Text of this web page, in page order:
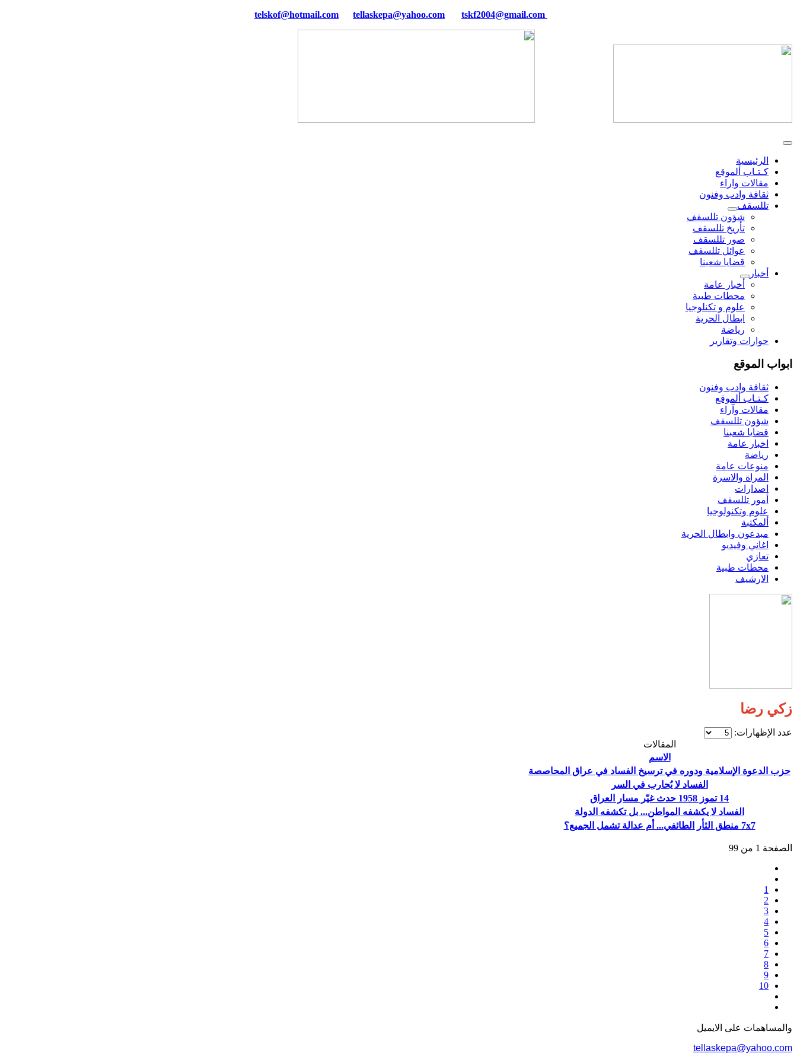
tellaskepa@yahoo.com tskf2004@gmail.com
الرئيسية
كـتـاب ألموقع
مقالات واراء
ثقافة وادب وفنون
تللسقف
شؤون تللسقف
تأريخ تللسقف
صور تللسقف
عوائل تللسقف
قضايا شعبنا
أخبار
أخبار عامة
محطات طبية
علوم و تکنلوجیا
ابطال الحرية
رياضة
حوارات وتقارير
ابواب الموقع
ثقافة وادب وفنون
كـتـاب ألموقع
مقالات وآراء
شؤون تللسقف
قضايا شعبنا
اخبار عامة
رياضة
منوعات عامة
المراة والاسرة
اصدارات
أمور تللسقف
علوم وتكنولوجيا
ألمكتبة
مبدعون وابطال الحرية
اغاني وفيديو
تعازي
محطات طبية
الارشيف
زكي رضا
عدد الإظهارات:
المقالات
الاسم
حزب الدعوة الإسلامية ودوره في ترسيخ الفساد في عراق المحاصصة
الفساد لا يُحارب في السر
14 تموز 1958 حدث غيّر مسار العراق
الفساد لا يكشفه المواطن... بل تكشفه الدولة
7x7 منطق الثأر الطائفي... أم عدالة تشمل الجميع؟
الصفحة 1 من 99
1
2
3
4
5
6
7
8
9
10
والمساهمات علی الایمیل
tellaskepa@yahoo.com